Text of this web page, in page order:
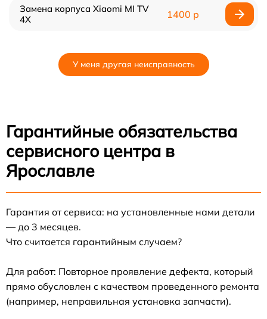
Замена корпуса Xiaomi MI TV
4X
1400 р
У меня другая неисправность
Гарантийные обязательства
сервисного центра в
Ярославле
Гарантия от сервиса: на установленные нами детали
— до 3 месяцев.
Что считается гарантийным случаем?
Для работ: Повторное проявление дефекта, который
прямо обусловлен с качеством проведенного ремонта
(например, неправильная установка запчасти).